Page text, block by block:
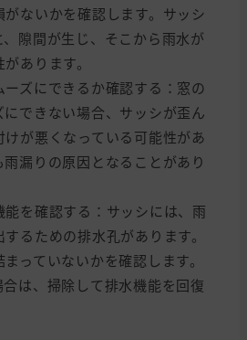
がないかを確認します。サッシ
隙間が生じ、そこから雨水が
あります。
ーズにできるか確認する：窓の
にできない場合、サッシが歪ん
けが悪くなっている可能性があ
雨漏りの原因となることがあり
能を確認する：サッシには、雨
るための排水孔があります。
っていないかを確認します。
は、掃除して排水機能を回復